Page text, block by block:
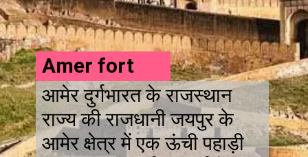
आमेर दुर्गभारत के राजस्थान
राज्य की राजधानी जयपुर के
आमेर क्षेत्र में एक ऊंची पहाड़ी
Amer fort